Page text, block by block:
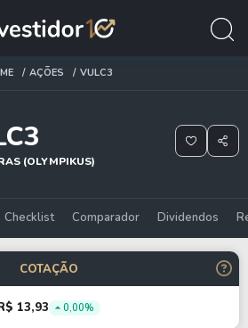
AÇÕES VULC3
(OLYMPIKUS)
Checklist Comparador Dividendos
COTAÇÃO
13,93 0,00%